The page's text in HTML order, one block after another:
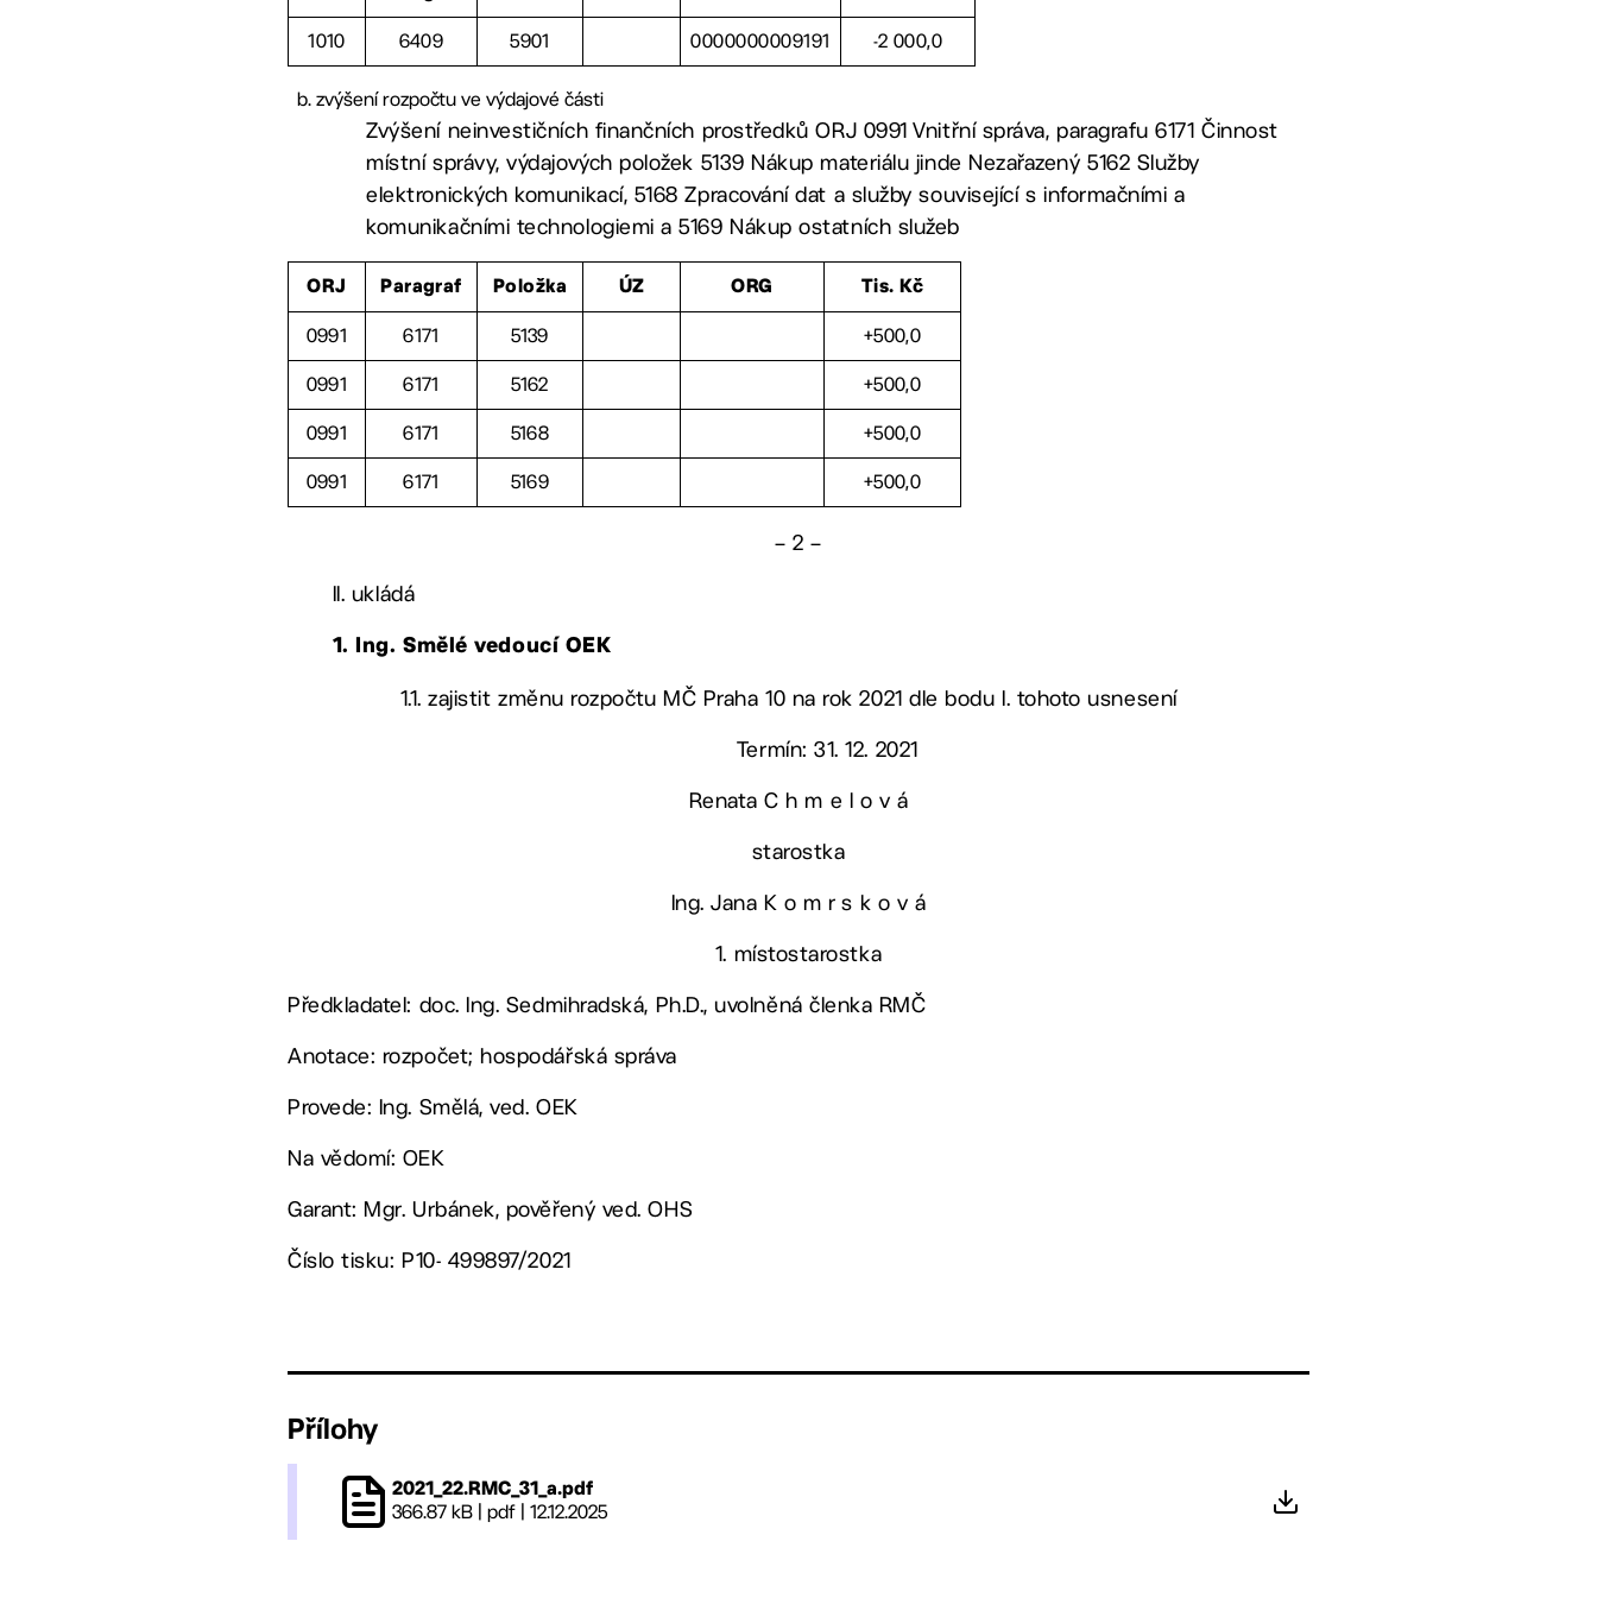
1010 6409 5901 0000000009191 -2 000,0
zvýšení rozpočtu ve výdajové části
Zvýšení neinvestičních finančních prostředků ORJ 0991 Vnitřní správa, paragrafu 6171 Činnost
místní správy, výdajových položek 5139 Nákup materiálu jinde Nezařazený 5162 Služby
elektronických komunikací, 5168 Zpracování dat a služby související s informačními a
komunikačními technologiemi a 5169 Nákup ostatních služeb
ORJ Paragraf Položka ÚZ ORG Tis. Kč
0991 6171 5139 +500,0
0991 6171 5162 +500,0
0991 6171 5168 +500,0
0991 6171 5169 +500,0
– 2 –
II. ukládá
1. Ing. Smělé vedoucí OEK
1.1. zajistit změnu rozpočtu MČ Praha 10 na rok 2021 dle bodu I. tohoto usnesení
Termín: 31. 12. 2021
Renata C h m e l o v á
starostka
Ing. Jana K o m r s k o v á
1. místostarostka
Předkladatel: doc. Ing. Sedmihradská, Ph.D., uvolněná členka RMČ
Anotace: rozpočet; hospodářská správa
Provede: Ing. Smělá, ved. OEK
Na vědomí: OEK
Garant: Mgr. Urbánek, pověřený ved. OHS
Číslo tisku: P10- 499897/2021
Přílohy
2021_22.RMC_31_a.pdf
366.87 kB | pdf | 12.12.2025